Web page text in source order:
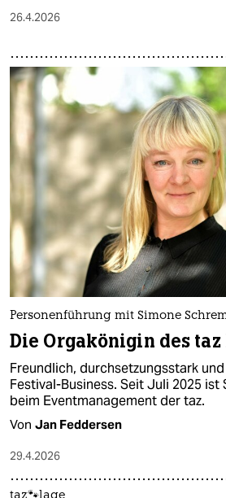
26.4.2026
Personenführung mit Simone
Die Orgakönigin des taz
Freundlich, durchsetzungsstark
Festival-Business. Seit Juli 2025 ist
beim Eventmanagement der taz.
Von Jan Feddersen
29.4.2026